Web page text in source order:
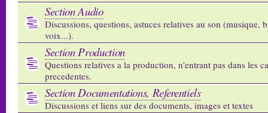
Section Audio
Discussions, questions, astuces relatives au son (musique,
voix...).
Section Production
Questions relatives a la production, n'entrant pas dans les
precedentes.
Section Documentations, Referentiels
Discussions et liens sur des documents, images et textes